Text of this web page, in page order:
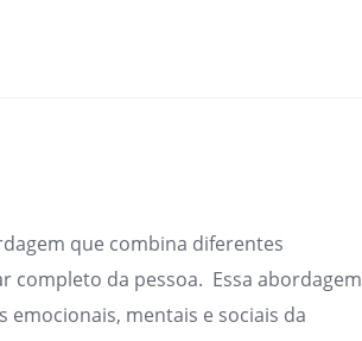
que combina diferentes
completo da pessoa. Essa abordagem
emocionais, mentais e sociais da